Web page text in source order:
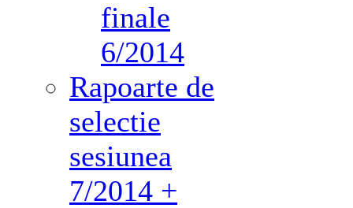
finale
6/2014
Rapoarte de
selectie
sesiunea
7/2014 +